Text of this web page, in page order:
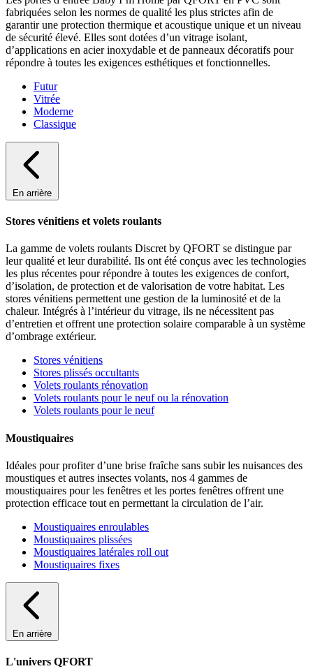
fabriquées selon les normes de qualité les plus strictes afin de
garantir une protection thermique et acoustique unique et un niveau
de sécurité élevé. Elles sont dotées d’un vitrage isolant,
d’applications en acier inoxydable et de panneaux décoratifs pour
répondre à toutes les exigences esthétiques et fonctionnelles.
Futur
Vitrée
Moderne
Classique
En arrière
Stores vénitiens et volets roulants
La gamme de volets roulants Discret by QFORT se distingue par
leur qualité et leur durabilité. Ils ont été conçus avec les technologies
les plus récentes pour répondre à toutes les exigences de confort,
d’isolation, de protection et de valorisation de votre habitat. Les
stores vénitiens permettent une gestion de la luminosité et de la
chaleur. Intégrés à l’intérieur du vitrage, ils ne nécessitent pas
d’entretien et offrent une protection solaire comparable à un système
d’ombrage extérieur.
Stores vénitiens
Stores plissés occultants
Volets roulants rénovation
Volets roulants pour le neuf ou la rénovation
Volets roulants pour le neuf
Moustiquaires
Idéales pour profiter d’une brise fraîche sans subir les nuisances des
moustiques et autres insectes volants, nos 4 gammes de
moustiquaires pour les fenêtres et les portes fenêtres offrent une
protection efficace tout en permettant la circulation de l’air.
Moustiquaires enroulables
Moustiquaires plissées
Moustiquaires latérales roll out
Moustiquaires fixes
En arrière
L'univers QFORT